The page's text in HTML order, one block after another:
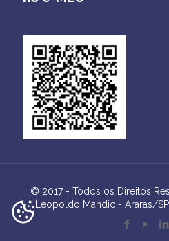
© 2017 - Todos os Direitos
Leopoldo Mandic - Araras/SP